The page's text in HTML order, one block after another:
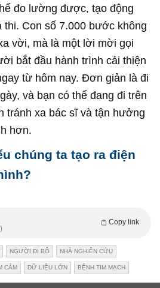
đo lường được, tạo động
thi. Con số 7.000 bước không
vời, mà là một lời mời gọi
bắt đầu hành trình cải thiện
từ hôm nay. Đơn giản là đi
và bạn có thể đang đi trên
tránh xa bác sĩ và tận hưởng
hơn.
chúng ta tạo ra điện
Copy link
NGƯỜI ĐI BỘ NHÀ NGHIÊN CỨU
CẢM DỮ LIỆU LỚN BỆNH TIM MẠCH